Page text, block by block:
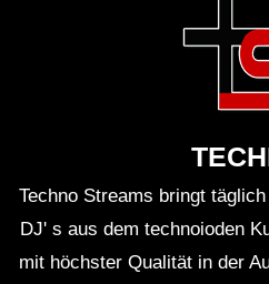
Kritische Analyse
Obwohl Events wie “United
Möglichkeit bieten, die
unterstützen und zu fördern,
Techno Streams bringt
DJ' s aus dem technoioden
mit höchster Qualität in der